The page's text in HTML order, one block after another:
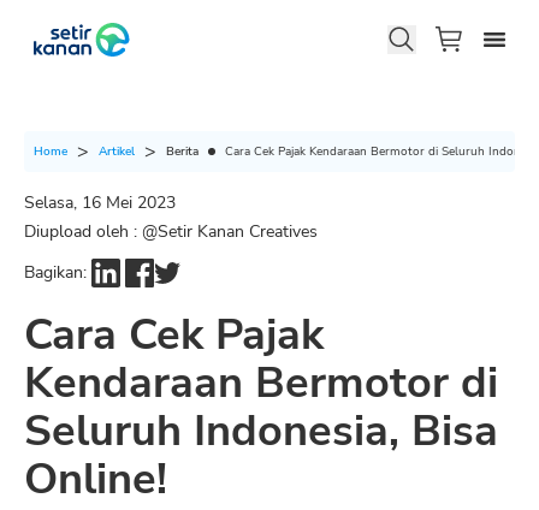
Home Artikel Berita Cara Cek Pajak Kendaraan Bermotor di Seluruh
Selasa, 16 Mei 2023
Diupload oleh : @Setir Kanan Creatives
Bagikan:
Cara Cek Pajak
Kendaraan Bermotor di
Seluruh Indonesia, Bisa
Online!